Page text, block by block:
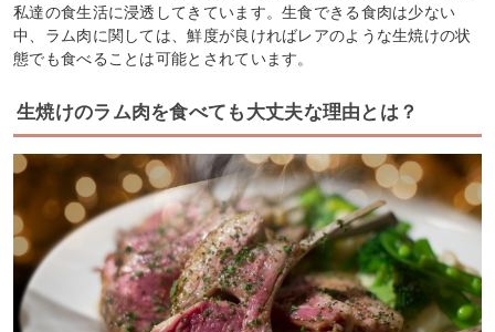
私達の食生活に浸透してきています。生食できる食肉は少ない
中、ラム肉に関しては、鮮度が良ければレアのような生焼けの状
態でも食べることは可能とされています。
生焼けのラム肉を食べても大丈夫な理由とは？